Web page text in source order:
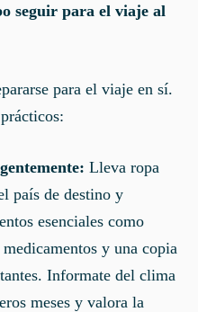
seguir para el viaje al
para el viaje en sí.
Lleva ropa
país de destino y
esenciales como
y una copia
Informate del clima
meses y valora la